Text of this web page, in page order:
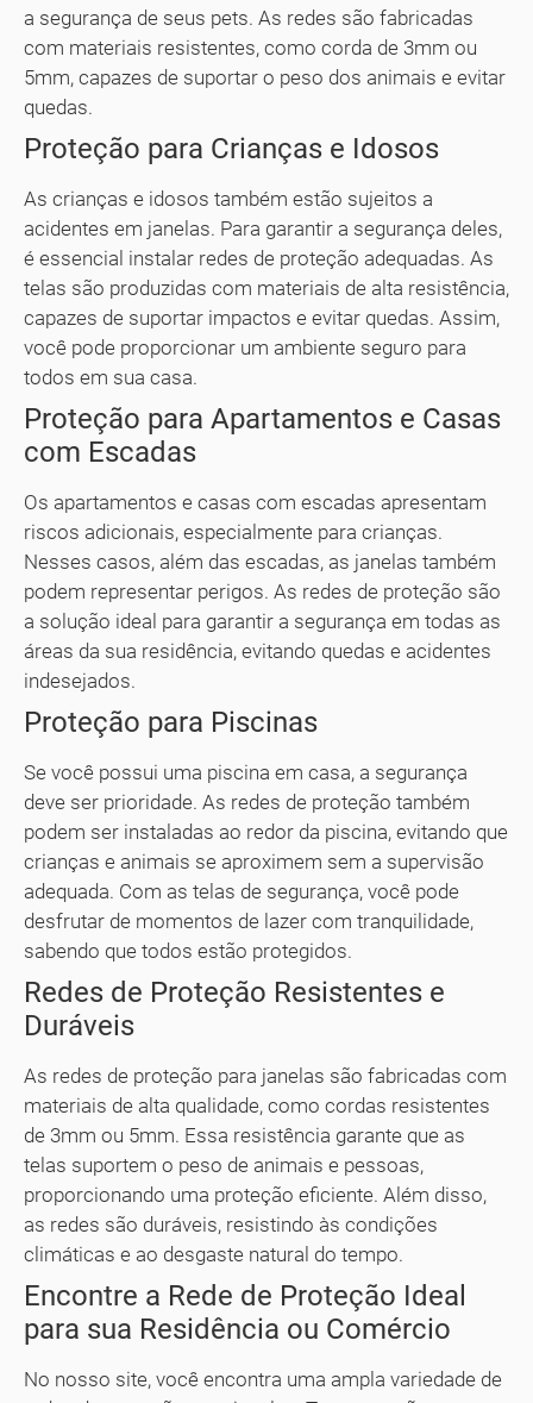
a segurança de seus pets. As redes são fabricadas
com materiais resistentes, como corda de 3mm ou
5mm, capazes de suportar o peso dos animais e evitar
quedas.
Proteção para Crianças e Idosos
As crianças e idosos também estão sujeitos a
acidentes em janelas. Para garantir a segurança deles,
é essencial instalar redes de proteção adequadas. As
telas são produzidas com materiais de alta resistência,
capazes de suportar impactos e evitar quedas. Assim,
você pode proporcionar um ambiente seguro para
todos em sua casa.
Proteção para Apartamentos e Casas
com Escadas
Os apartamentos e casas com escadas apresentam
riscos adicionais, especialmente para crianças.
Nesses casos, além das escadas, as janelas também
podem representar perigos. As redes de proteção são
a solução ideal para garantir a segurança em todas as
áreas da sua residência, evitando quedas e acidentes
indesejados.
Proteção para Piscinas
Se você possui uma piscina em casa, a segurança
deve ser prioridade. As redes de proteção também
podem ser instaladas ao redor da piscina, evitando que
crianças e animais se aproximem sem a supervisão
adequada. Com as telas de segurança, você pode
desfrutar de momentos de lazer com tranquilidade,
sabendo que todos estão protegidos.
Redes de Proteção Resistentes e
Duráveis
As redes de proteção para janelas são fabricadas com
materiais de alta qualidade, como cordas resistentes
de 3mm ou 5mm. Essa resistência garante que as
telas suportem o peso de animais e pessoas,
proporcionando uma proteção eficiente. Além disso,
as redes são duráveis, resistindo às condições
climáticas e ao desgaste natural do tempo.
Encontre a Rede de Proteção Ideal
para sua Residência ou Comércio
No nosso site, você encontra uma ampla variedade de